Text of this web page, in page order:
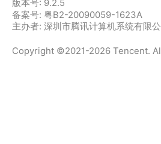
版本号: 9.2.5
备案号: 粤B2-20090059-1623A
主办者: 深圳市腾讯计算机系统有限公
Copyright ©2021-2026 Tencent.